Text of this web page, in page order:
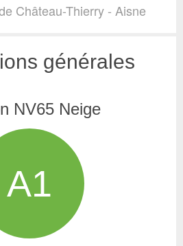
Château-Thierry - Aisne
générales
NV65 Neige
A1